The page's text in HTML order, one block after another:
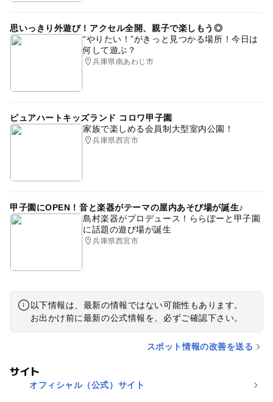
思いっきり外遊び！アクセル全開、親子で楽しもう◎
“やりたい！”がきっと見つかる場所！今日は
何して遊ぶ？
兵庫県南あわじ市
ピュアハートキッズランド コロワ甲子園
家族で楽しめる会員制大型室内公園！
兵庫県西宮市
甲子園にOPEN！音と楽器がテーマの屋内あそび場が誕生♪
島村楽器がプロデュース！ららぽーと甲子園
に話題の遊び場が誕生
兵庫県西宮市
以下情報は、最新の情報ではない可能性もあります。
お出かけ前に最新の公式情報を、必ずご確認下さい。
スポット情報の改善を送る
サイト
オフィシャル（公式）サイト